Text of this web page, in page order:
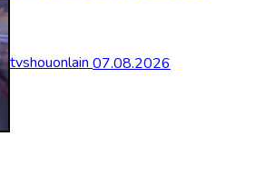
tvshouonlain07.08.2026